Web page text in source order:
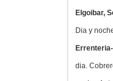
Elgoibar,
Dia y
dia.